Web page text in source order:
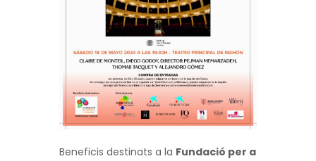
Beneficis destinats a la Fundació per a